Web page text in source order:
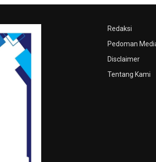
Redaksi
Pedoman
Disclaimer
Tentang Kami